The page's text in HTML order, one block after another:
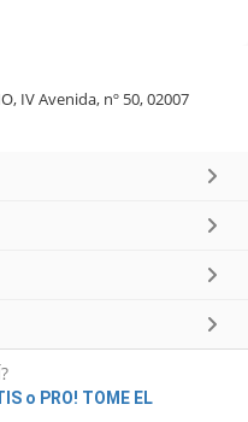
IV Avenida, nº 50, 02007
o PRO! TOME EL